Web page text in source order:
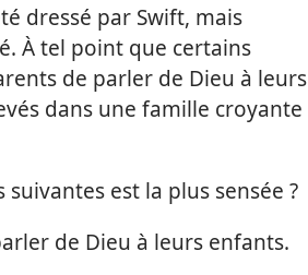
dressé par Swift, mais
À tel point que certains
de parler de Dieu à leurs
dans une famille croyante
est la plus sensée ?
de Dieu à leurs enfants.